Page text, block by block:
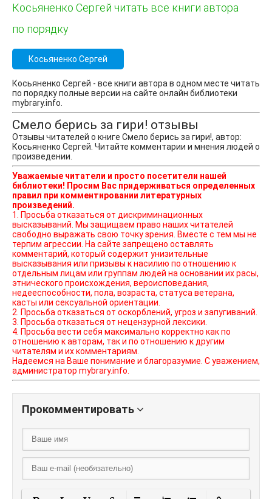
Косьяненко Сергей читать все книги автора
по порядку
Косьяненко Сергей
Косьяненко Сергей - все книги автора в одном месте читать
по порядку полные версии на сайте онлайн библиотеки
mybrary.info.
Смело берись за гири! отзывы
Отзывы читателей о книге Смело берись за гири!, автор:
Косьяненко Сергей. Читайте комментарии и мнения людей о
произведении.
Уважаемые читатели и просто посетители нашей
библиотеки! Просим Вас придерживаться определенных
правил при комментировании литературных
произведений.
1. Просьба отказаться от дискриминационных
высказываний. Мы защищаем право наших читателей
свободно выражать свою точку зрения. Вместе с тем мы не
терпим агрессии. На сайте запрещено оставлять
комментарий, который содержит унизительные
высказывания или призывы к насилию по отношению к
отдельным лицам или группам людей на основании их расы,
этнического происхождения, вероисповедания,
недееспособности, пола, возраста, статуса ветерана,
касты или сексуальной ориентации.
2. Просьба отказаться от оскорблений, угроз и запугиваний.
3. Просьба отказаться от нецензурной лексики.
4. Просьба вести себя максимально корректно как по
отношению к авторам, так и по отношению к другим
читателям и их комментариям.
Надеемся на Ваше понимание и благоразумие. С уважением,
администратор mybrary.info.
Прокомментировать